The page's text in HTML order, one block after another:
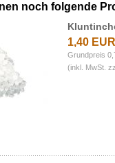
noch folgende
1,40 EUR
Grundpreis
(inkl. MwSt.